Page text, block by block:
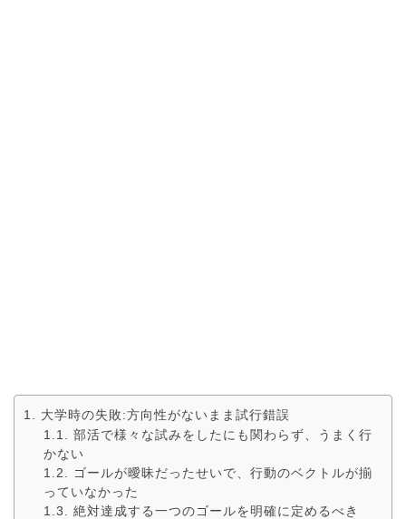
大学時の失敗:方向性がないまま試行錯誤
部活で様々な試みをしたにも関わらず、うまく行
かない
ゴールが曖昧だったせいで、行動のベクトルが揃
っていなかった
絶対達成する一つのゴールを明確に定めるべき